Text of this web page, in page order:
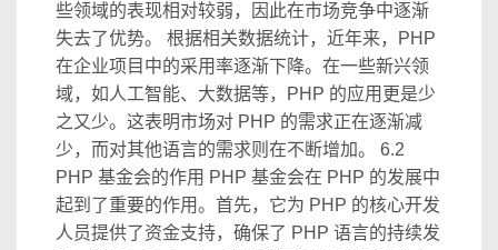
些领域的表现相对较弱，因此在市场竞争中逐渐
失去了优势。 根据相关数据统计，近年来，PHP
在企业项目中的采用率逐渐下降。在一些新兴领
域，如人工智能、大数据等，PHP 的应用更是少
之又少。这表明市场对 PHP 的需求正在逐渐减
少，而对其他语言的需求则在不断增加。 6.2
PHP 基金会的作用 PHP 基金会在 PHP 的发展中
起到了重要的作用。首先，它为 PHP 的核心开发
人员提供了资金支持，确保了 PHP 语言的持续发